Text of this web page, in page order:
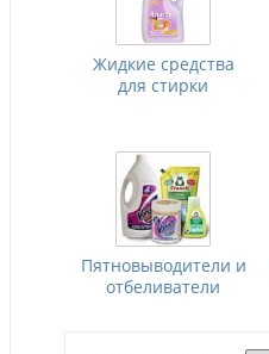
Жидкие средства
для стирки
Пятновыводители и
отбеливатели